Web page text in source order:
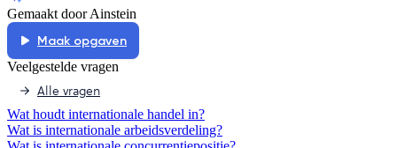
Gemaakt door Ainstein
Maak opgaven
Veelgestelde vragen
Alle vragen
Wat houdt internationale handel in?
Wat is internationale arbeidsverdeling?